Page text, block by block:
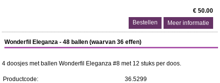
€ 50.00
Meer informatie
Wonderfil Eleganza - 48 ballen (waarvan 36 effen)
4 doosjes met ballen Wonderfil Eleganza #8 met 12 stuks per doos.
Productcode:
36.5299